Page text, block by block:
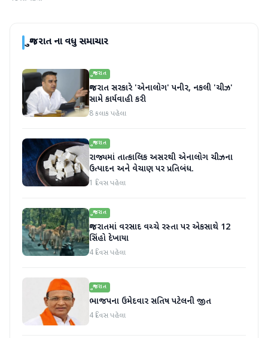
ગુજરાતના વધુ સમાચાર
ગુજરાત
ગુજરાત સરકારે 'એનાલોગ' પનીર, નકલી 'ચીઝ'
સામે કાર્યવાહી કરી
8 કલાક પહેલા
ગુજરાત
રાજ્યમાં તાત્કાલિક અસરથી એનાલોગ ચીઝના
ઉત્પાદન અને વેચાણ પર પ્રતિબંધ.
1 દિવસ પહેલા
ગુજરાત
ગુજરાતમાં વરસાદ વચ્ચે રસ્તા પર એકસાથે 12
સિંહો દેખાયા
4 દિવસ પહેલા
ગુજરાત
ભાજપના ઉમેદવાર સતિષ પટેલની જીત
4 દિવસ પહેલા